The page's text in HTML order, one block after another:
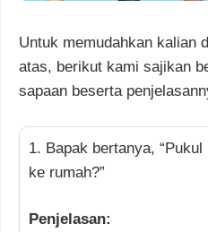
Untuk memudahkan kalian
atas, berikut kami sajikan
sapaan beserta
1. Bapak bertanya,
ke rumah?”
Penjelasan: